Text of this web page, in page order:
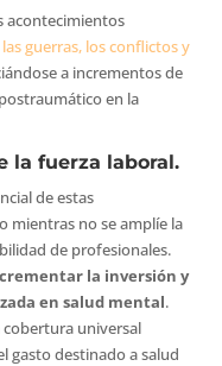
acontecimientos
guerras, los conflictos y
a incrementos de
en la
la fuerza laboral.
de estas
mientras no se amplíe la
de profesionales.
la inversión y
en salud mental.
cobertura universal
gasto destinado a salud